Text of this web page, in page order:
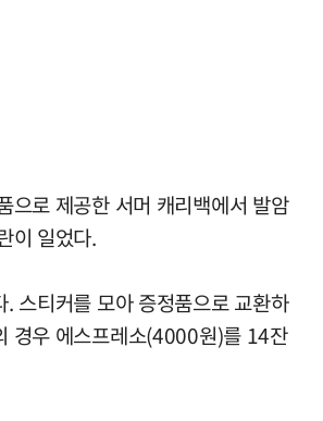
으로 제공한 서머 캐리백에서 발암
이 일었다.
. 스티커를 모아 증정품으로 교환하
경우 에스프레소(4000원)를 14잔